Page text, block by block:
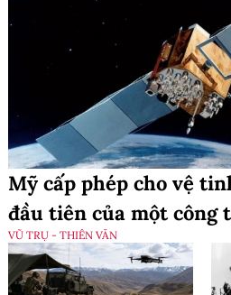
Mỹ cấp phép cho vệ
đầu tiên của một công
VŨ TRỤ - THIÊN VĂN